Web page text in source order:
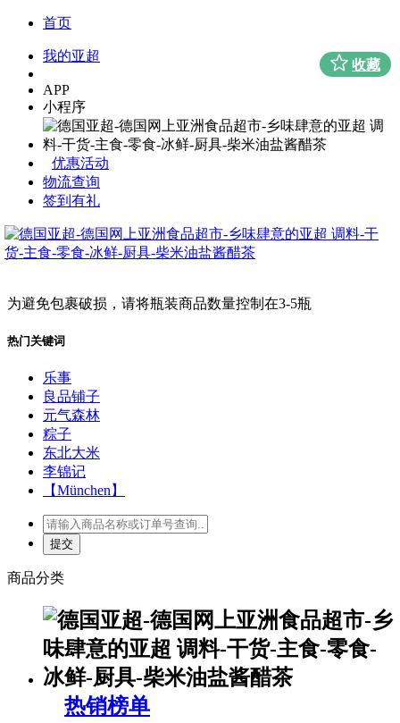
首页
我的亚超
APP
小程序
优惠活动
物流查询
签到有礼
为避免包裹破损，请将瓶装商品数量控制在3-5瓶
热门关键词
乐事
良品铺子
元气森林
粽子
东北大米
李锦记
【München】
商品分类
热销榜单
收藏